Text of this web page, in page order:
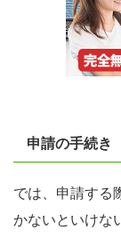
申請の手続き
では、申請する
かないといけな